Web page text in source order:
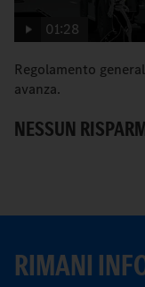
01:28
Regolamento
avanza.
NESSUN
RIMANI